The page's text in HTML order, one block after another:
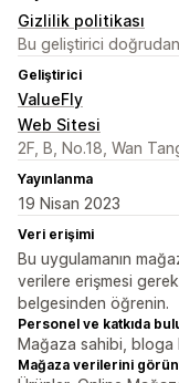
Gizlilik politikası
Bu geliştirici
Geliştirici
ValueFly
Web Sitesi
2F, B, No.18, Wan
Yayınlanma
19 Nisan 2023
Veri erişimi
Bu uygulamanın
verilere erişmesi
belgesinden öğrenin.
Personel ve katkıda
Mağaza sahibi, bloga
Mağaza verilerini